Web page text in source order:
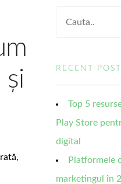
RECENT
Top 5
Play Store
digital
Platformele
marketingul în